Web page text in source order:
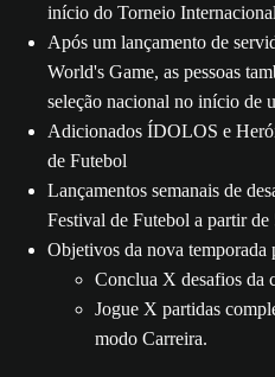
início do Torneio
Após um lançamento de
World's Game, as pessoas
seleção nacional no início de
Adicionados ÍDOLOS e
de Futebol
Lançamentos semanais de
Festival de Futebol a partir de
Objetivos da nova temporada
Conclua X desafios da
Jogue X partidas
modo Carreira.